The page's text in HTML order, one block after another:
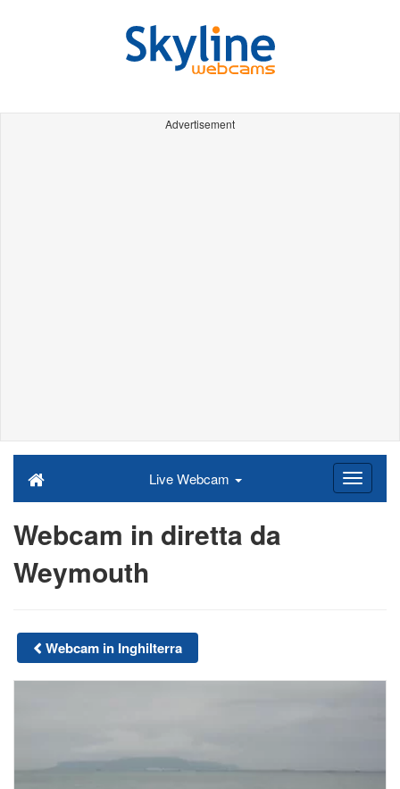
Advertisement
Live Webcam
Webcam in diretta da
Weymouth
Webcam in Inghilterra